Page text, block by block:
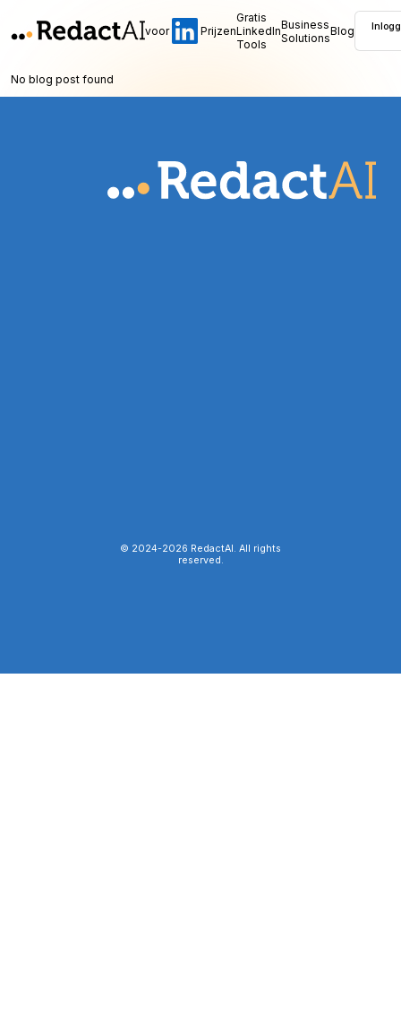
voor Prijzen
Gratis
LinkedIn
Tools
Business
SolutionsBlog
No blog post found
© 2024-2026 RedactAI. All rights
reserved.